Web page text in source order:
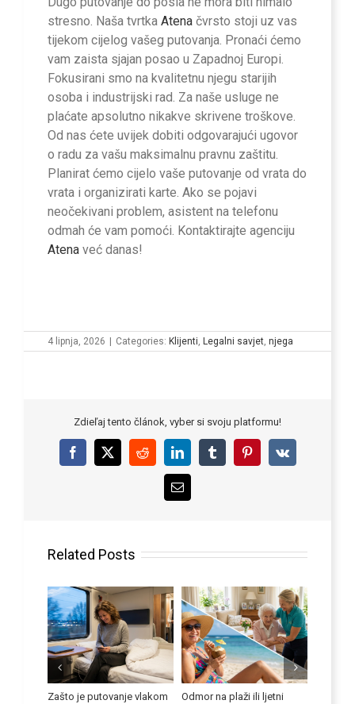
stresno. Naša tvrtka Atena čvrsto stoji uz vas
tijekom cijelog vašeg putovanja. Pronaći ćemo
vam zaista sjajan posao u Zapadnoj Europi.
Fokusirani smo na kvalitetnu njegu starijih
osoba i industrijski rad. Za naše usluge ne
plaćate apsolutno nikakve skrivene troškove.
Od nas ćete uvijek dobiti odgovarajući ugovor
o radu za vašu maksimalnu pravnu zaštitu.
Planirat ćemo cijelo vaše putovanje od vrata do
vrata i organizirati karte. Ako se pojavi
neočekivani problem, asistent na telefonu
odmah će vam pomoći. Kontaktirajte agenciju
Atena već danas!
4 lipnja, 2026 Categories: Klijenti, Legalni savjet, njega
Zdieľaj tento článok, vyber si svoju platformu!
Facebook
X RedditLinkedInTumblrPinterest
Vk
Email
Related Posts
Zašto je putovanje vlakom
Odmor na plaži ili ljetni